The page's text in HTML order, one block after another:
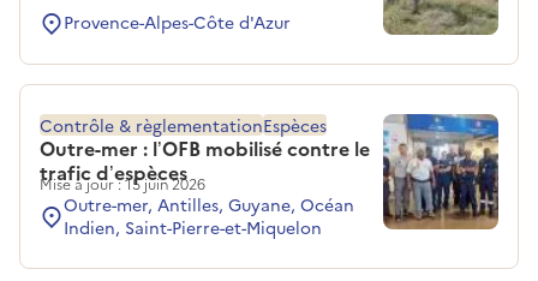
Provence-Alpes-Côte d'Azur
Outre-mer : l’OFB mobilisé contre le
trafic d’espèces
Contrôle & règlementationEspèces
Mise à jour : 15 juin 2026
Outre-mer, Antilles, Guyane, Océan
Indien, Saint-Pierre-et-Miquelon